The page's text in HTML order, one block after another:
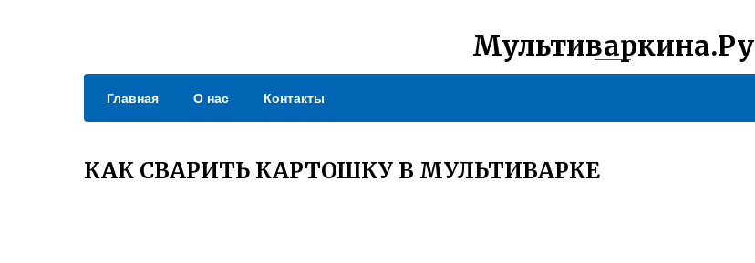
Мультиваркина.Ру
Главная О нас Контакты
КАК СВАРИТЬ КАРТОШКУ В МУЛЬТИВАРКЕ